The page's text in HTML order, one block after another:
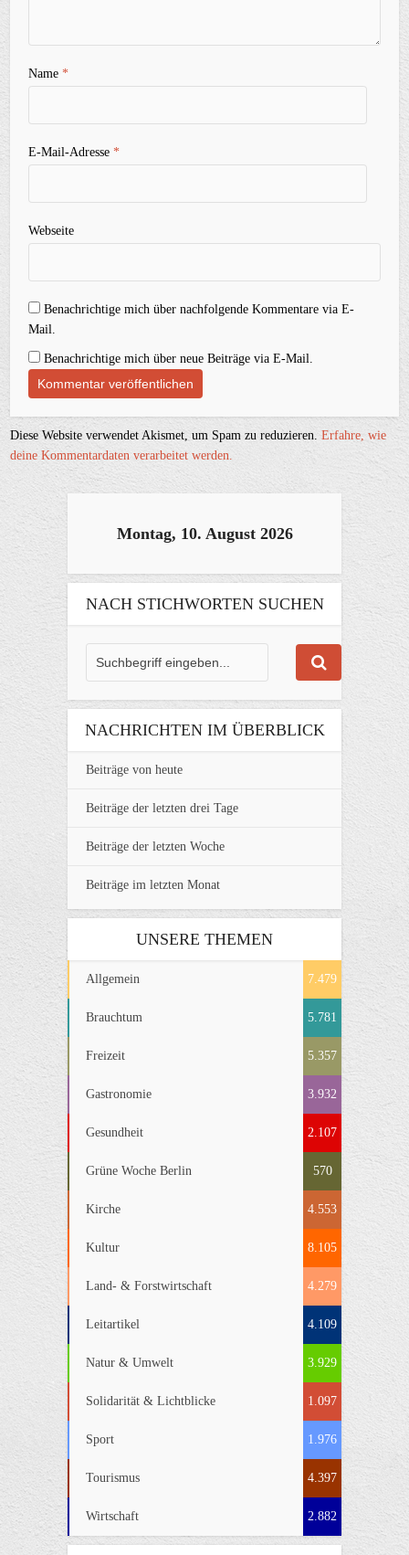
Name*
E-Mail-Adresse*
Webseite
Benachrichtige mich über nachfolgende Kommentare via E-
Mail.
Benachrichtige mich über neue Beiträge via E-Mail.
Diese Website verwendet Akismet, um Spam zu reduzieren.Erfahre, wie
deine Kommentardaten verarbeitet werden.
Montag, 10. August 2026
NACH STICHWORTEN SUCHEN
NACHRICHTEN IM ÜBERBLICK
Beiträge von heute
Beiträge der letzten drei Tage
Beiträge der letzten Woche
Beiträge im letzten Monat
UNSERE THEMEN
Allgemein 7.479
Brauchtum 5.781
Freizeit 5.357
Gastronomie 3.932
Gesundheit 2.107
Grüne Woche Berlin 570
Kirche 4.553
Kultur 8.105
Land- & Forstwirtschaft 4.279
Leitartikel 4.109
Natur & Umwelt 3.929
Solidarität & Lichtblicke 1.097
Sport 1.976
Tourismus 4.397
Wirtschaft 2.882